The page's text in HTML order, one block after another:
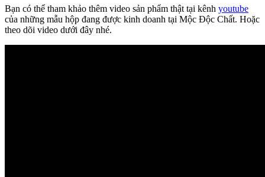
Bạn có thể tham khảo thêm video sản phẩm thật tại kênh youtube
của những mẫu hộp đang được kinh doanh tại Mộc Độc Chất. Hoặc
theo dõi video dưới đây nhé.